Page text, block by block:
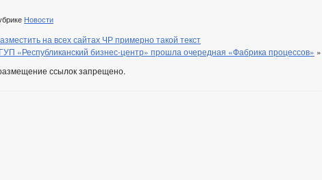
Новости
на всех сайтах ЧР примерно такой текст
«Республиканский бизнес-центр» прошла очередная «Фабрика процессов» »
ссылок запрещено.